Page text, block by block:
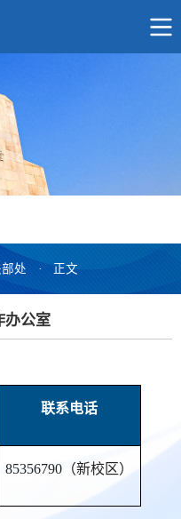
处 · 正文
办公室
联系电话
85356790（新校区）